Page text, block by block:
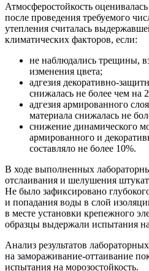
Атмосферостойкость
после проведения требуемого
утепления считалась
климатических факторов, если:
не наблюдались трещины,
изменения цвета;
адгезия декоративно-
снижалась не более чем на
адгезия армированного
материала снижалась не
снижение динамического
армированного и
составляло не более 10%.
В ходе выполненных
отслаивания и шелушения
Не было зафиксировано
и попадания воды в слой
в месте установки крепежного
образцы выдержали испытания
Анализ результатов
на замораживание-оттаивание
испытания на морозостойкость.